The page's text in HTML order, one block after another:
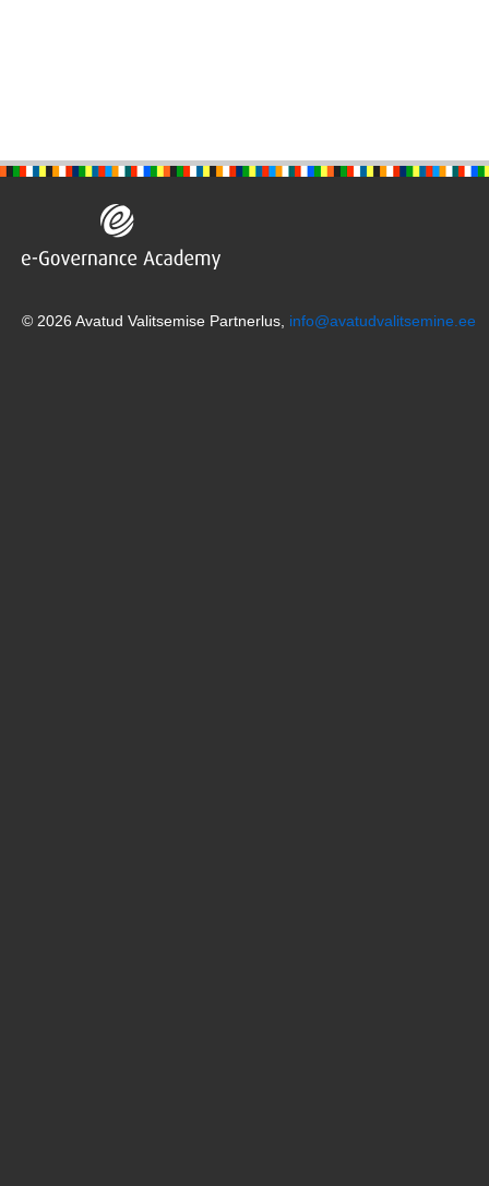
© 2026 Avatud Valitsemise Partnerlus, info@avatudvalitsemine.ee